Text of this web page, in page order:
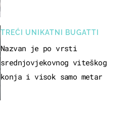
TREĆI UNIKATNI BUGATTI
Nazvan je po vrsti
srednjovjekovnog viteškog
konja i visok samo metar